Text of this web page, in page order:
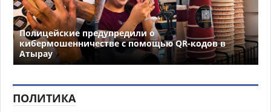
Полицейские предупредили о
кибермошенничестве с помощью QR-кодов в
Атырау
ПОЛИТИКА